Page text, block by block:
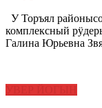
У Торъял
комплексный
Галина Юрьевна